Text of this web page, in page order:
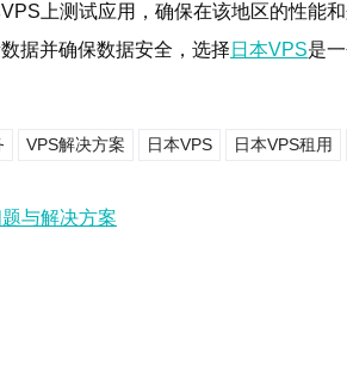
上测试应用，确保在该地区的性能和
据并确保数据安全，选择 日本VPS是
VPS解决方案 日本VPS 日本VPS租用
与解决方案